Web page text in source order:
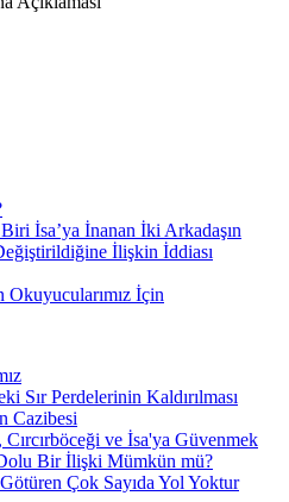
İsa’ya İnanan İki Arkadaşın
İlişkin İddiası
Okuyucularımız İçin
Sır Perdelerinin Kaldırılması
Cazibesi
ve İsa'ya Güvenmek
Bir İlişki Mümkün mü?
Çok Sayıda Yol Yoktur